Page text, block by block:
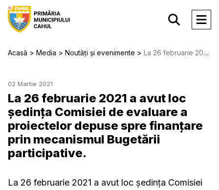
Acasă Media Noutăți și evenimente La 26 februarie 2021 a avut loc ședința Comisiei de evaluare a proiectelor depuse spre finanțare prin mecanismul Bugetării participative.
02 Martie 2021
La 26 februarie 2021 a avut loc
ședința Comisiei de evaluare a
proiectelor depuse spre finanțare
prin mecanismul Bugetării
participative.
La 26 februarie 2021 a avut loc ședința Comisiei